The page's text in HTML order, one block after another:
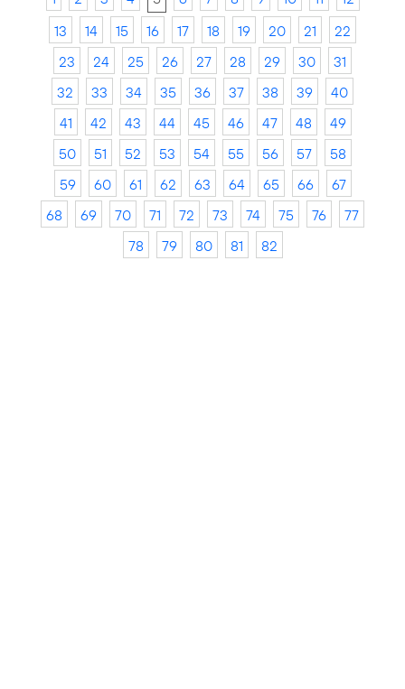
13
14 15 16 17 18 19 20 21
22
23
24 25 26 27 28 29 30
31
32
33 34 35 36 37 38 39
40
41
42 43 44 45 46 47 48
49
50
51 52 53 54 55 56 57
58
59
60 61 62 63 64 65 66
67
68
69 70 71 72 73 74 75 76
77
78
79 80 81 82